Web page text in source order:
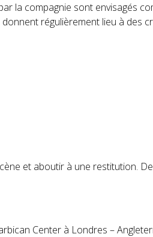
la compagnie sont envisagés
régulièrement lieu à des
et aboutir à une restitution.
Center à Londres –